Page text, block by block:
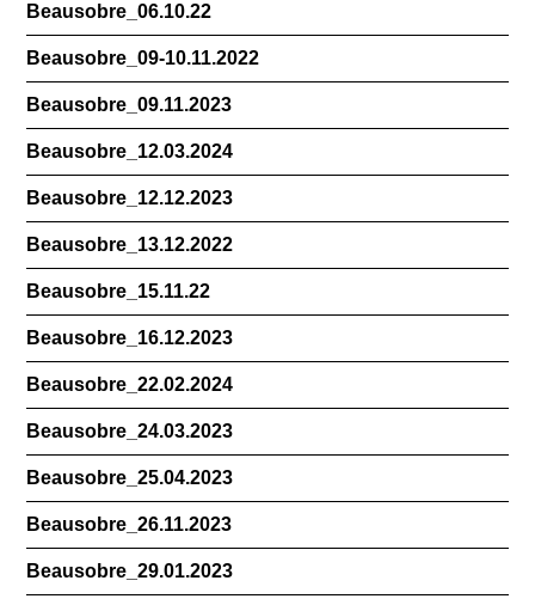
Beausobre_06.10.22
Beausobre_09-10.11.2022
Beausobre_09.11.2023
Beausobre_12.03.2024
Beausobre_12.12.2023
Beausobre_13.12.2022
Beausobre_15.11.22
Beausobre_16.12.2023
Beausobre_22.02.2024
Beausobre_24.03.2023
Beausobre_25.04.2023
Beausobre_26.11.2023
Beausobre_29.01.2023